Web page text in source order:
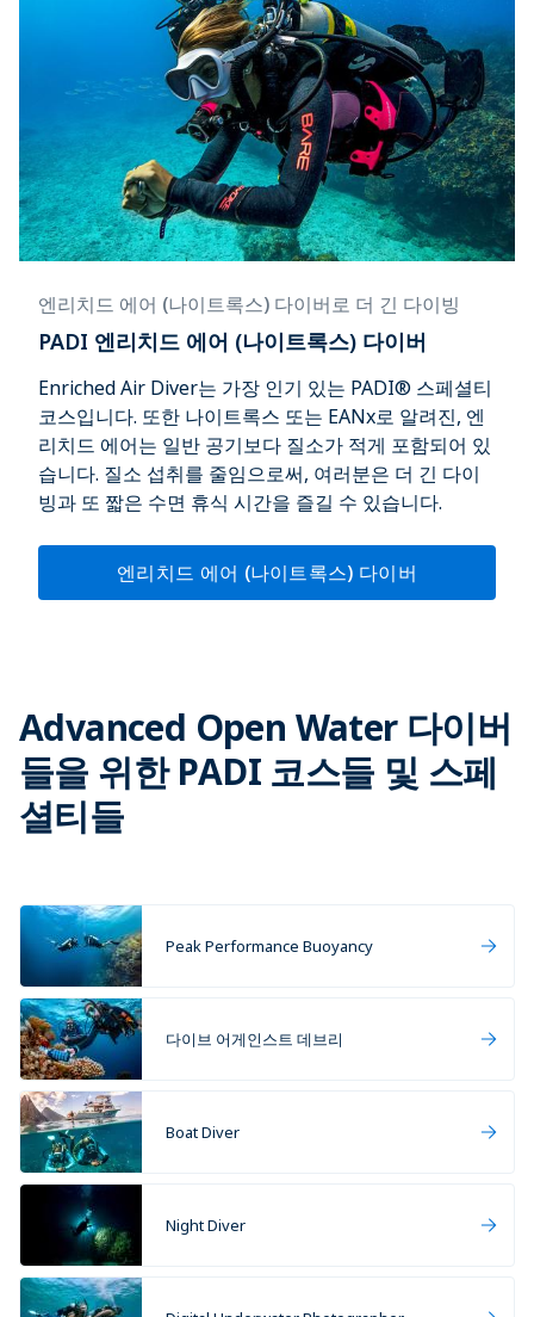
엔리치드 에어 (나이트록스) 다이버로 더 긴 다이빙
PADI 엔리치드 에어 (나이트록스) 다이버
Enriched Air Diver는 가장 인기 있는 PADI® 스페셜티
코스입니다. 또한 나이트록스 또는 EANx로 알려진, 엔
리치드 에어는 일반 공기보다 질소가 적게 포함되어 있
습니다. 질소 섭취를 줄임으로써, 여러분은 더 긴 다이
빙과 또 짧은 수면 휴식 시간을 즐길 수 있습니다.
엔리치드 에어 (나이트록스) 다이버
Advanced Open Water 다이버
들을 위한 PADI 코스들 및 스페
셜티들
Peak Performance Buoyancy
다이브 어게인스트 데브리
Boat Diver
Night Diver